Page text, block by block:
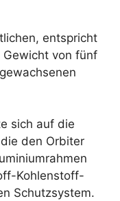
entspricht
Gewicht von fünf
sich auf die
den Orbiter
Kohlenstoff-
Schutzsystem.